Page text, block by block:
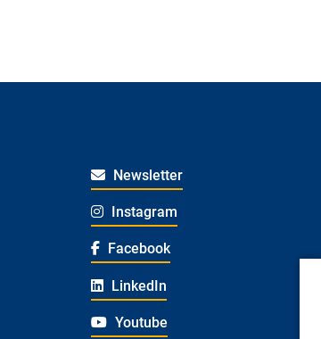
Newsletter
Instagram
Facebook
LinkedIn
Youtube